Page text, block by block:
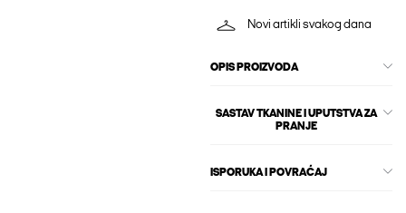
Novi artikli svakog dana
OPIS PROIZVODA
SASTAV TKANINE I UPUTSTVA ZA
PRANJE
ISPORUKA I POVRAĆAJ